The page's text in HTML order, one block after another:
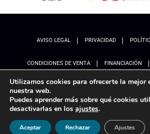
AVISO LEGAL PRIVACIDAD
CONDICIONES DE VENTA FINANCIACIÓN
AJUSTES
Marketing Ladinamo
Utilizamos cookies para ofrecerte la mejor
nuestra web.
Puedes aprender más sobre qué cookies
desactivarlas en los ajustes.
Aceptar Rechazar Ajustes